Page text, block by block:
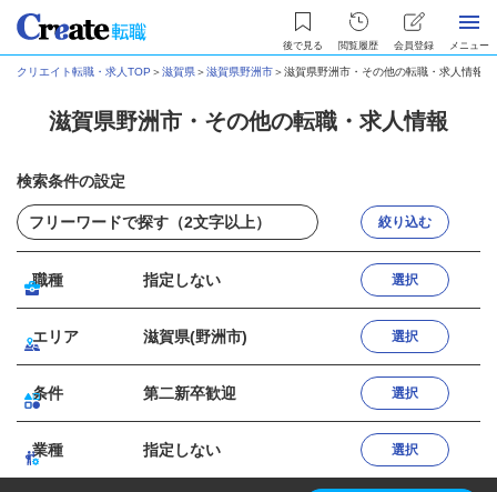
後で見る 閲覧履歴 会員登録 メニュー
クリエイト転職・求人TOP ＞滋賀県＞滋賀県野洲市＞滋賀県野洲市・その他の転職・求人情報
滋賀県野洲市・その他の転職・求人情報
検索条件の設定
絞り込む
職種 指定しない 選択
エリア 滋賀県(野洲市) 選択
条件 第二新卒歓迎 選択
業種 指定しない 選択